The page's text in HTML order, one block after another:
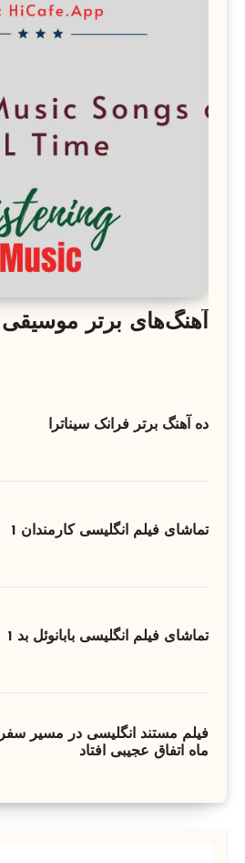
آهنگ‌های برتر
ده آهنگ برتر فرانک سیناترا
تماشای فیلم انگلیسی کارمندان 1
تماشای فیلم انگلیسی بابانوئل بد 1
فیلم مستند انگلیسی در مسیر
ماه اتفاق عجیبی افتاد